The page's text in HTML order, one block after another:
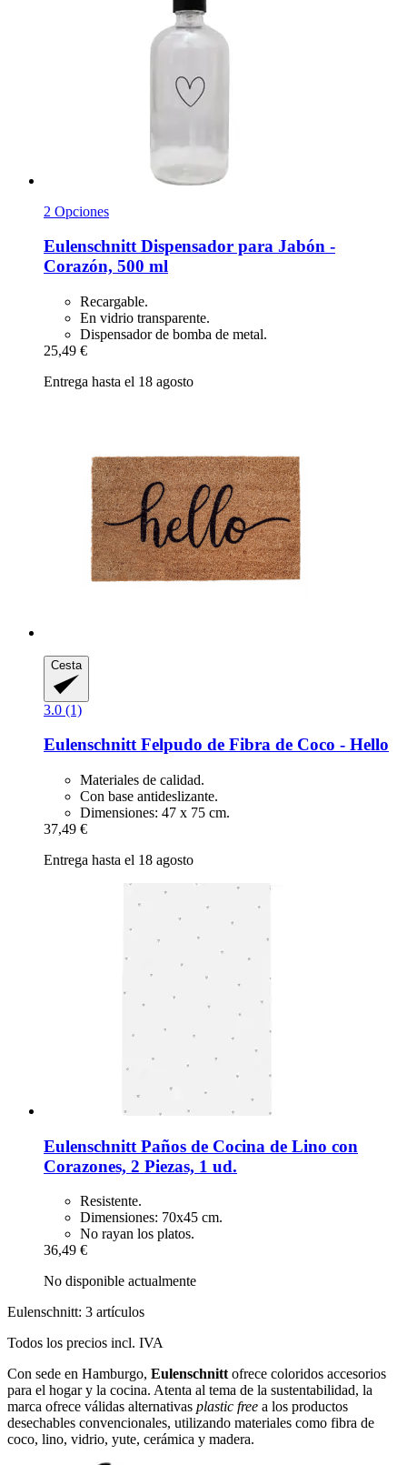
2 Opciones
EulenschnittDispensador para Jabón -​
Corazón, 500 ml
Recargable.
En vidrio transparente.
Dispensador de bomba de metal.
25,49 €
Entrega hasta el 18 agosto
Cesta
3.0 (1)
EulenschnittFelpudo de Fibra de Coco -​ Hello
Materiales de calidad.
Con base antideslizante.
Dimensiones: 47 x 75 cm.
37,49 €
Entrega hasta el 18 agosto
Eulenschnitt Paños de Cocina de Lino con
Corazones, 2 Piezas, 1 ud.
Resistente.
Dimensiones: 70x45 cm.
No rayan los platos.
36,49 €
No disponible actualmente
Eulenschnitt: 3 artículos
Todos los precios incl. IVA
Con sede en Hamburgo, Eulenschnittofrece coloridos accesorios
para el hogar y la cocina. Atenta al tema de la sustentabilidad, la
marca ofrece válidas alternativas plastic free a los productos
desechables convencionales, utilizando materiales como fibra de
coco, lino, vidrio, yute, cerámica y madera.